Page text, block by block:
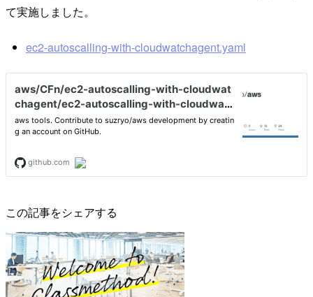
て実施しました。
ec2-autoscalling-with-cloudwatchagent.yaml
この記事をシェアする